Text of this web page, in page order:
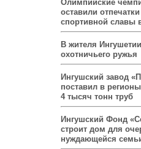
Олимпийские
оставили
спортивной славы
В жителя
охотничьего ружья
Ингушский завод
поставил в
4 тысяч тонн труб
Ингушский Фонд
строит дом для
нуждающейся